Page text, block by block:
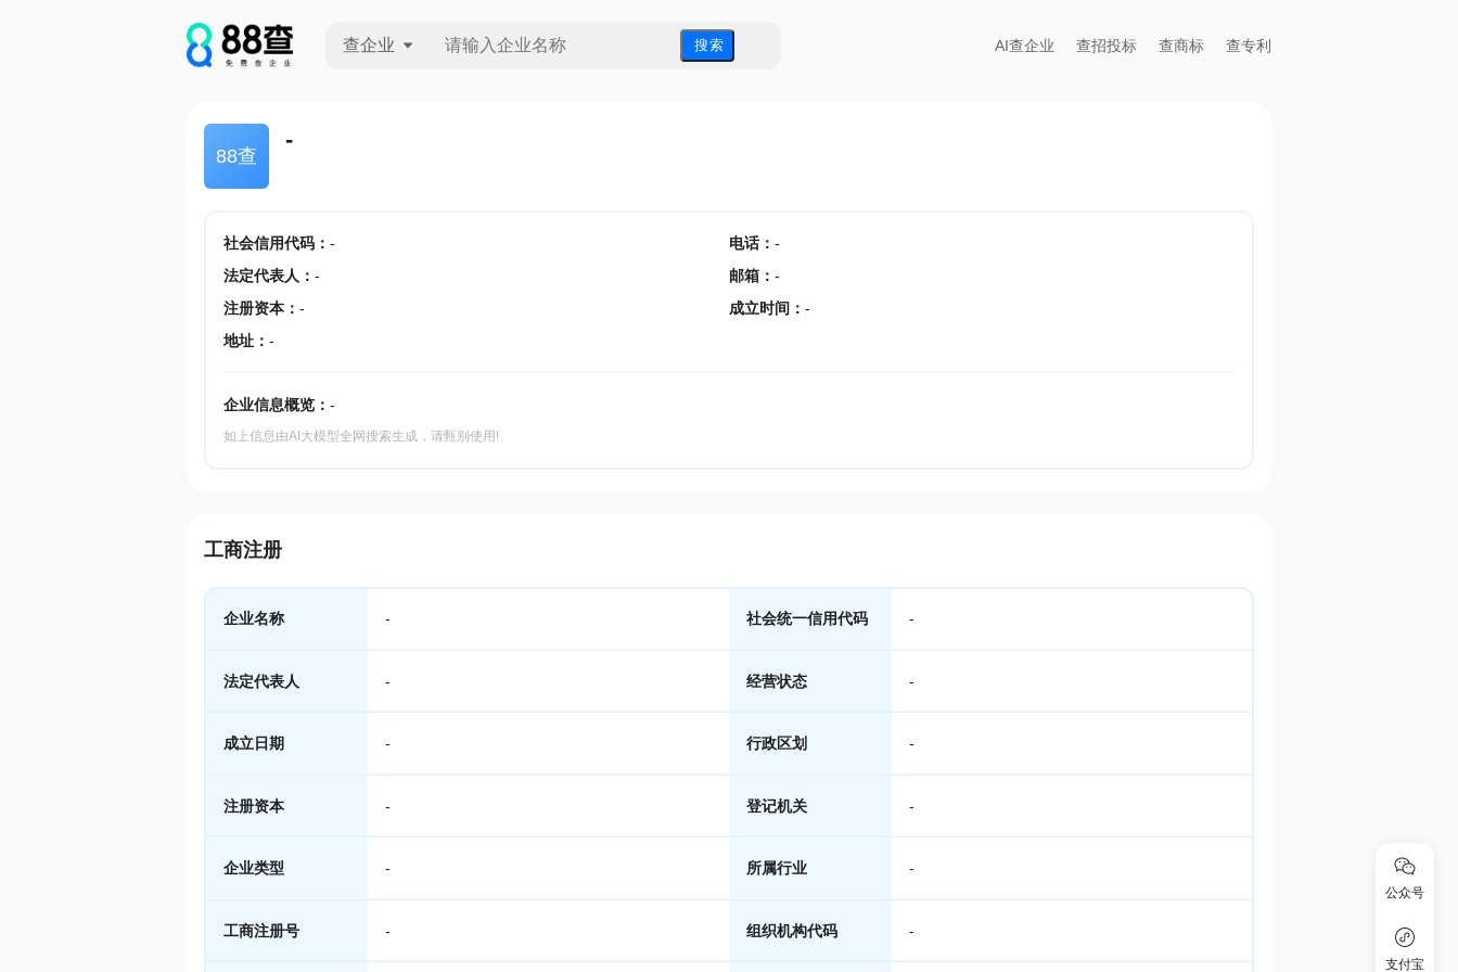
查企业 搜 索 AI查企业 查招投标 查商标 查专利
88查
-
社会信用代码： - 电话： -
法定代表人 ： - 邮箱 ： -
注册资本： - 成立时间 ： -
地址： -
企业信息概览： -
如上信息由AI大模型全网搜索生成，请甄别使用!
工商注册
企业名称 - 社会统一信用代码 -
法定代表人 - 经营状态 -
成立日期 - 行政区划 -
注册资本 - 登记机关 -
企业类型 - 所属行业 -
工商注册号 - 组织机构代码 -
公众号
支付宝